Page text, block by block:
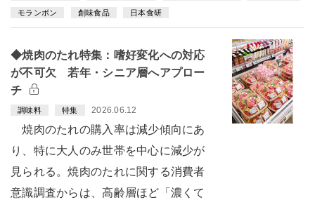
モランボン 創味食品 日本食研
◆焼肉のたれ特集：嗜好変化への対応
が不可欠 若年・シニア層へアプロー
チ
調味料 特集 2026.06.12
焼肉のたれの購入率は減少傾向にあ
り、特に大人のみ世帯を中心に減少が
見られる。焼肉のたれに関する消費者
意識調査からは、高齢層ほど「濃くて